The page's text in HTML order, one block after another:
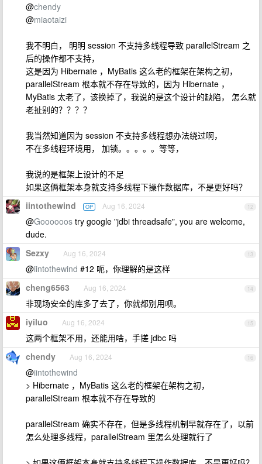
@chendy
@miaotaizi
我不明白， 明明 session 不支持多线程导致 parallelStream 之
后的操作都不支持，
这是因为 Hibernate ，MyBatis 这么老的框架在架构之初，
parallelStream 根本就不存在导致的，因为 Hibernate ，
MyBatis 太老了，该换掉了，我说的是这个设计的缺陷， 怎么就
老扯别的？？？？
我当然知道因为 session 不支持多线程想办法绕过啊，
不在多线程环境用， 加锁。。。。。等等，
我说的是框架上设计的不足
如果这俩框架本身就支持多线程下操作数据库，不是更好吗？
12
iintothewind OP Aug 16, 2024
@Goooooos try google "jdbi threadsafe", you are welcome,
dude.
13
Sezxy Aug 16, 2024
@iintothewind #12 呃，你理解的是这样
14
cheng6563 Aug 16, 2024
非现场安全的库多了去了，你就都别用呗。
15
iyiluo Aug 16, 2024
这两个框架不用，还能用啥，手搓 jdbc 吗
16
chendy Aug 16, 2024
@iintothewind
> Hibernate ，MyBatis 这么老的框架在架构之初，
parallelStream 根本就不存在导致的
parallelStream 确实不存在，但是多线程机制早就存在了，以前
怎么处理多线程，parallelStream 里怎么处理就行了